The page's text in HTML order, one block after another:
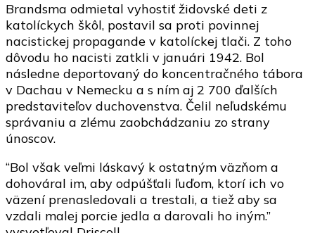
Brandsma odmietal vyhostiť židovské deti z
katolíckych škôl, postavil sa proti povinnej
nacistickej propagande v katolíckej tlači. Z toho
dôvodu ho nacisti zatkli v januári 1942. Bol
následne deportovaný do koncentračného tábora
v Dachau v Nemecku a s ním aj 2 700 ďalších
predstaviteľov duchovenstva. Čelil neľudskému
správaniu a zlému zaobchádzaniu zo strany
únoscov.
“Bol však veľmi láskavý k ostatným väzňom a
dohováral im, aby odpúšťali ľuďom, ktorí ich vo
väzení prenasledovali a trestali, a tiež aby sa
vzdali malej porcie jedla a darovali ho iným.”